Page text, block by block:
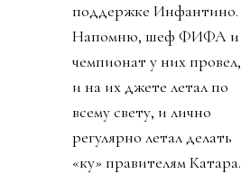
поддержке Инфантино.
Напомню, шеф ФИФА и
чемпионат у них провел,
и на их джете летал по
всему свету, и лично
регулярно летал делать
«ку» правителям Катара.